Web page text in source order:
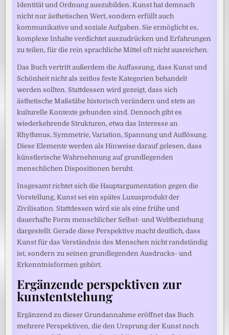
Identität und Ordnung auszubilden. Kunst hat demnach
nicht nur ästhetischen Wert, sondern erfüllt auch
kommunikative und soziale Aufgaben. Sie ermöglicht es,
komplexe Inhalte verdichtet auszudrücken und Erfahrungen
zu teilen, für die rein sprachliche Mittel oft nicht ausreichen.
Das Buch vertritt außerdem die Auffassung, dass Kunst und
Schönheit nicht als zeitlos feste Kategorien behandelt
werden sollten. Stattdessen wird gezeigt, dass sich
ästhetische Maßstäbe historisch verändern und stets an
kulturelle Kontexte gebunden sind. Dennoch gibt es
wiederkehrende Strukturen, etwa das Interesse an
Rhythmus, Symmetrie, Variation, Spannung und Auflösung.
Diese Elemente werden als Hinweise darauf gelesen, dass
künstlerische Wahrnehmung auf grundlegenden
menschlichen Dispositionen beruht.
Insgesamt richtet sich die Hauptargumentation gegen die
Vorstellung, Kunst sei ein spätes Luxusprodukt der
Zivilisation. Stattdessen wird sie als eine frühe und
dauerhafte Form menschlicher Selbst- und Weltbeziehung
dargestellt. Gerade diese Perspektive macht deutlich, dass
Kunst für das Verständnis des Menschen nicht randständig
ist, sondern zu seinen grundlegenden Ausdrucks- und
Erkenntnisformen gehört.
Ergänzende perspektiven zur
kunstentstehung
Ergänzend zu dieser Grundannahme eröffnet das Buch
mehrere Perspektiven, die den Ursprung der Kunst noch